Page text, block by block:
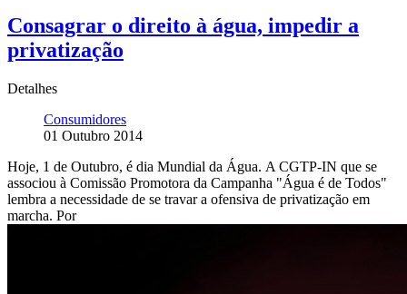
Consagrar o direito à água, impedir a
privatização
Detalhes
Consumidores
01 Outubro 2014
Hoje, 1 de Outubro, é dia Mundial da Água. A CGTP-IN que se
associou à Comissão Promotora da Campanha "Água é de Todos"
lembra a necessidade de se travar a ofensiva de privatização em
marcha. Por